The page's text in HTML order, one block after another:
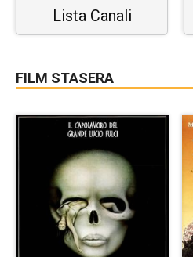
Lista Canali
FILM STASERA